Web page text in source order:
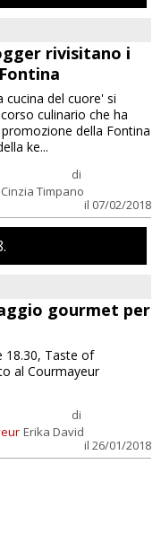
rivisitano i
di
Cinzia Timpano
il 07/02/2018
cucina del cuore' si
culinario che ha
della Fontina
ke...
gourmet per
di
Erika David
il 26/01/2018
18.30, Taste of
al Courmayeur